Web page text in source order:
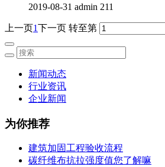
2019-08-31 admin 211
上一页1下一页 转至第
新闻动态
行业资讯
企业新闻
为你推荐
建筑加固工程验收流程
碳纤维布抗拉强度值您了解嘛